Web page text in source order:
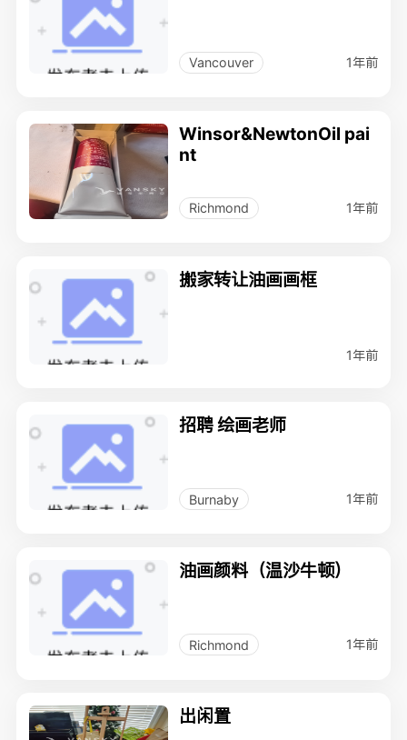
Vancouver 1年前
Winsor&NewtonOil pai
nt
Richmond 1年前
搬家转让油画画框
1年前
招聘 绘画老师
Burnaby 1年前
油画颜料（温沙牛顿）
Richmond 1年前
出闲置